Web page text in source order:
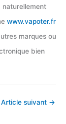
naturellement
www.vapoter.fr
marques ou
bien
Article suivant →